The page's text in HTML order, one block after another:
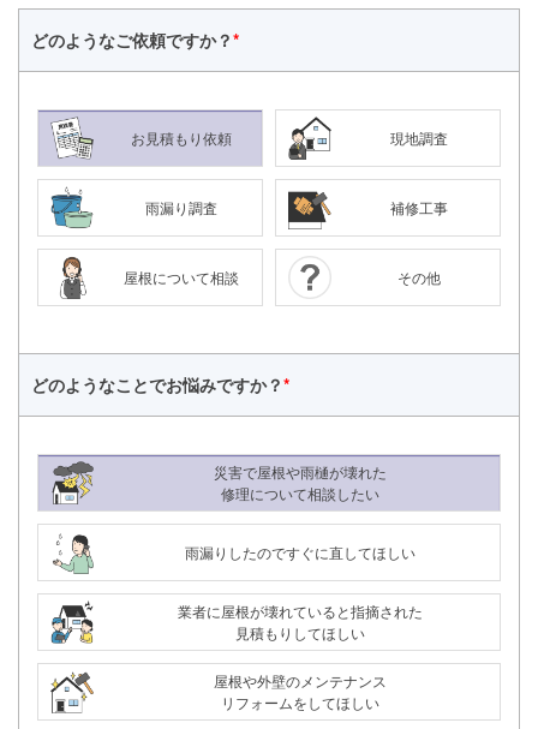
24時間365日対応
050-1883-0629
どのようなご依頼ですか？*
お見積もり依頼 現地調査
雨漏り調査 補修工事
屋根について相談 その他
どのようなことでお悩みですか？*
災害で屋根や雨樋が壊れた
修理について相談したい
雨漏りしたのですぐに直してほしい
業者に屋根が壊れていると指摘された
見積もりしてほしい
屋根や外壁のメンテナンス
リフォームをしてほしい